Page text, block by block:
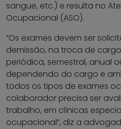
sangue, etc.) e resulta no
Ocupacional (ASO).
“Os exames devem ser
demissão, na troca de
periódica, semestral, anual
dependendo do cargo e
todos os tipos de exames
colaborador precisa ser
trabalho, em clínicas
ocupacional”, diz a